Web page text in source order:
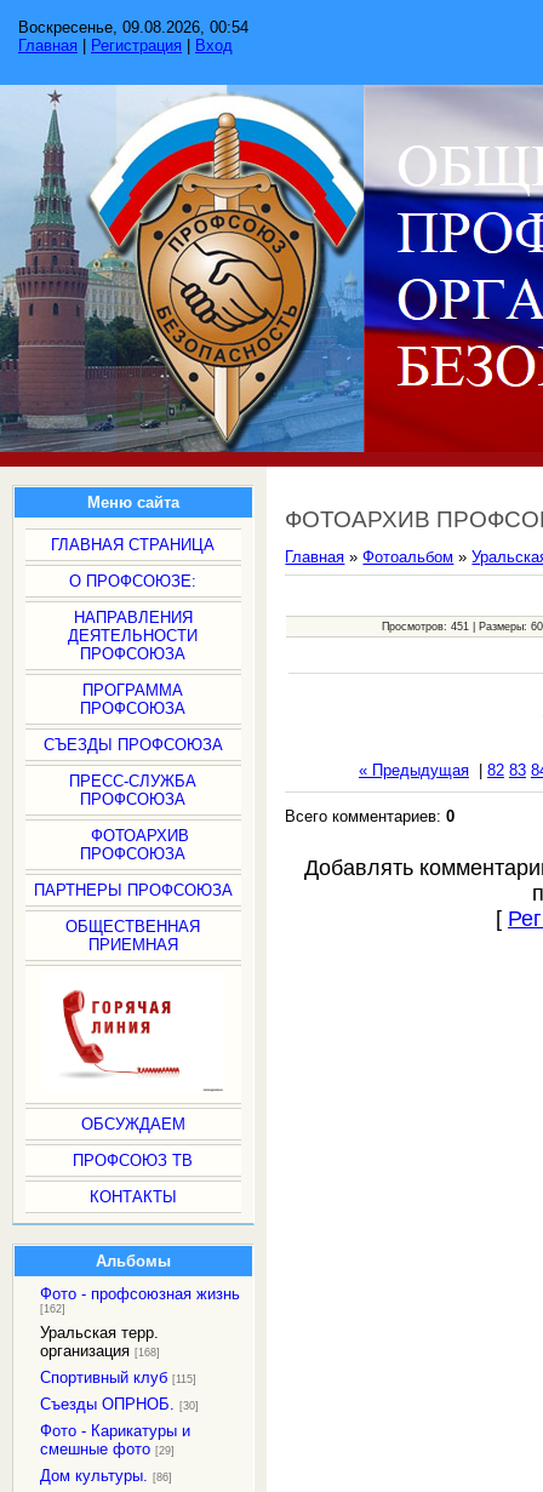
Воскресенье, 09.08.2026, 00:54
Главная
Регистрация Вход
Меню сайта
ГЛАВНАЯ СТРАНИЦА
О ПРОФСОЮЗЕ:
НАПРАВЛЕНИЯ
ДЕЯТЕЛЬНОСТИ
ПРОФСОЮЗА
ПРОГРАММА
ПРОФСОЮЗА
СЪЕЗДЫ ПРОФСОЮЗА
ПРЕСС-СЛУЖБА
ПРОФСОЮЗА
ФОТОАРХИВ
ПРОФСОЮЗА
ПАРТНЕРЫ ПРОФСОЮЗА
ОБЩЕСТВЕННАЯ
ПРИЕМНАЯ
ОБСУЖДАЕМ
ПРОФСОЮЗ ТВ
КОНТАКТЫ
Альбомы
Фото - профсоюзная жизнь
[162]
Уральская терр.
организация [168]
Спортивный клуб [115]
Съезды ОПРНОБ. [30]
Фото - Карикатуры и
смешные фото [29]
Дом культуры. [86]
ФОТОАРХИВ
Главная »Фотоальбом »
Просмотров: 451 | Размеры:
« Предыдущая| 82 83
Всего комментариев:0
Добавлять
[